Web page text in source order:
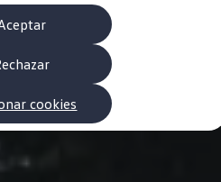
para tu modelo
Apps, inicio de sesión y tienda
con el vehículo
del software, los mapas y las
del motor
y filtros
cookies